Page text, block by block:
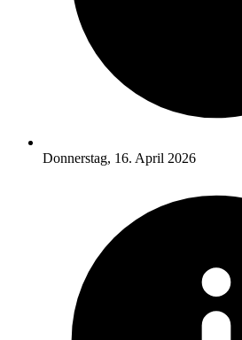
Donnerstag, 16. April 2026